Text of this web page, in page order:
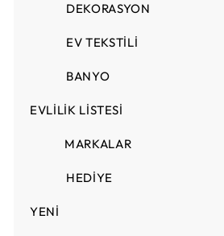
DEKORASYON
Menüyü
EV TEKSTİLİ
Menüyü
BANYO
EVLİLİK LİSTESİ
Menüyü
MARKALAR
HEDİYE
Menüyü
genişlet
YENİ